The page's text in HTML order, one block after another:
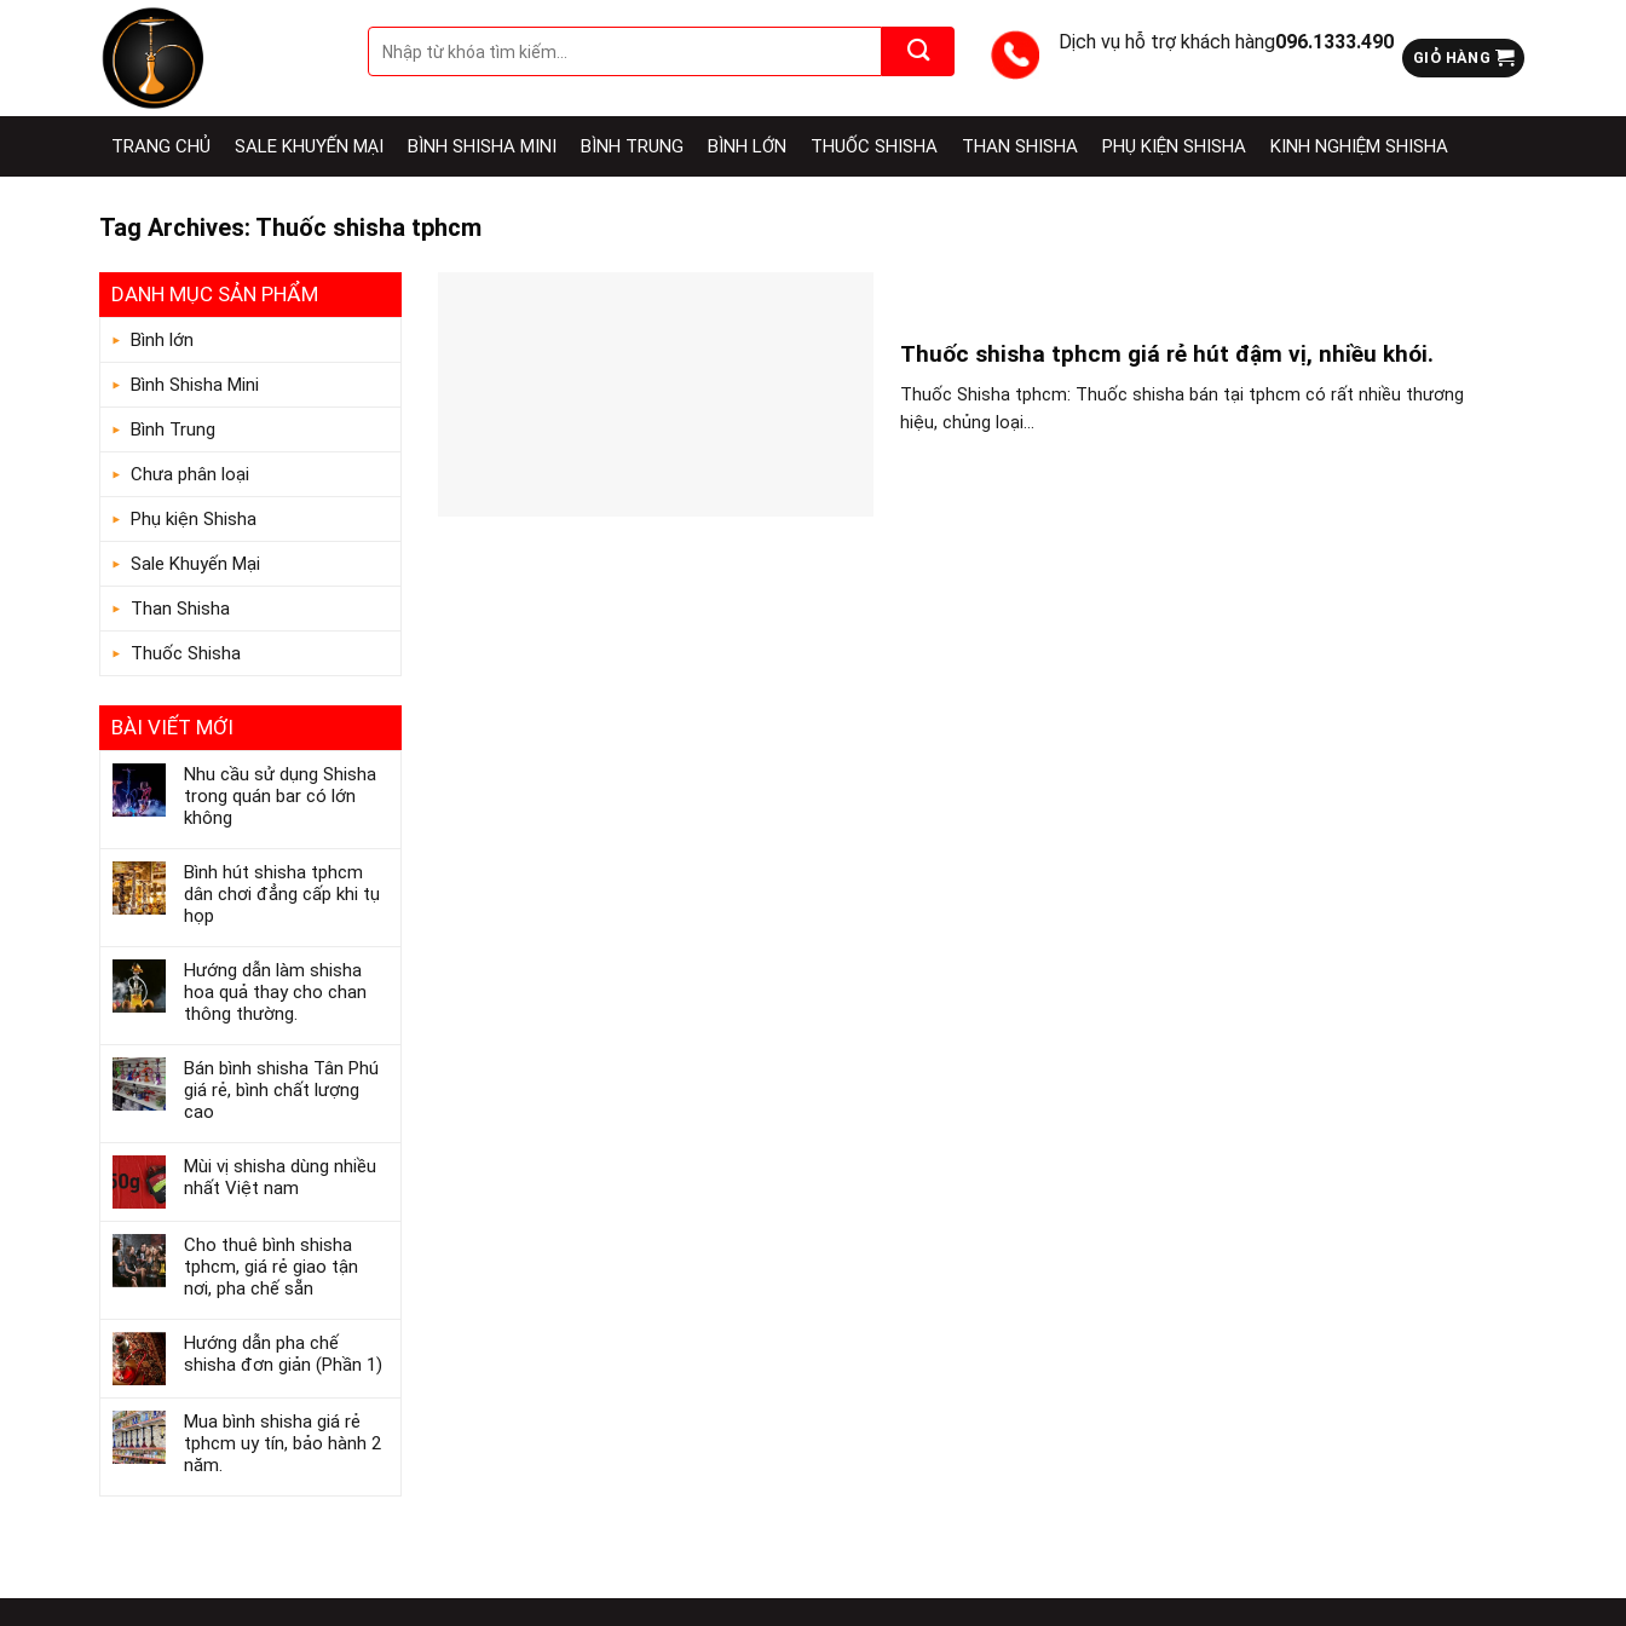
kiếm:
Dịch vụ hỗ trợ khách hàng096.1333.490
GIỎ HÀNG
TRANG CHỦ SALE KHUYẾN MẠI BÌNH SHISHA MINI BÌNH TRUNG BÌNH LỚN THUỐC SHISHA THAN SHISHA PHỤ KIỆN SHISHA KINH NGHIỆM SHISHA
Tag Archives: Thuốc shisha tphcm
DANH MỤC SẢN PHẨM
Bình lớn
Bình Shisha Mini
Bình Trung
Chưa phân loại
Phụ kiện Shisha
Sale Khuyến Mại
Than Shisha
Thuốc Shisha
BÀI VIẾT MỚI
Nhu cầu sử dụng Shisha
trong quán bar có lớn
không
Bình hút shisha tphcm
dân chơi đẳng cấp khi tụ
họp
Hướng dẫn làm shisha
hoa quả thay cho chan
thông thường.
Bán bình shisha Tân Phú
giá rẻ, bình chất lượng
cao
Mùi vị shisha dùng nhiều
nhất Việt nam
Cho thuê bình shisha
tphcm, giá rẻ giao tận
nơi, pha chế sẵn
Hướng dẫn pha chế
shisha đơn giản (Phần 1)
Mua bình shisha giá rẻ
tphcm uy tín, bảo hành 2
năm.
Thuốc shisha tphcm giá rẻ hút đậm vị, nhiều khói.
Thuốc Shisha tphcm: Thuốc shisha bán tại tphcm có rất nhiều thương
hiệu, chủng loại...